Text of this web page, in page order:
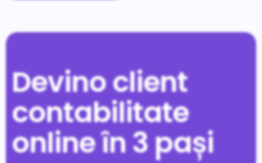
Devino client
contabilitate
online în 3 pași